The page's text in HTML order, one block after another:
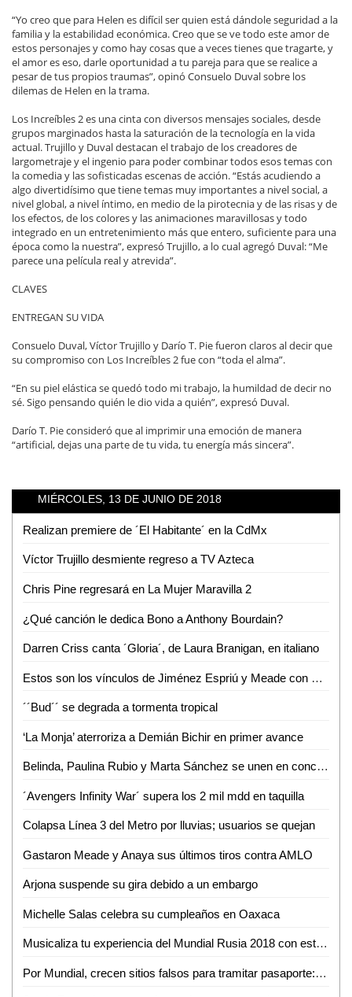
“Yo creo que para Helen es difícil ser quien está dándole seguridad a la
familia y la estabilidad económica. Creo que se ve todo este amor de
estos personajes y como hay cosas que a veces tienes que tragarte, y
el amor es eso, darle oportunidad a tu pareja para que se realice a
pesar de tus propios traumas”, opinó Consuelo Duval sobre los
dilemas de Helen en la trama.
Los Increíbles 2 es una cinta con diversos mensajes sociales, desde
grupos marginados hasta la saturación de la tecnología en la vida
actual. Trujillo y Duval destacan el trabajo de los creadores de
largometraje y el ingenio para poder combinar todos esos temas con
la comedia y las sofisticadas escenas de acción. “Estás acudiendo a
algo divertidísimo que tiene temas muy importantes a nivel social, a
nivel global, a nivel íntimo, en medio de la pirotecnia y de las risas y de
los efectos, de los colores y las animaciones maravillosas y todo
integrado en un entretenimiento más que entero, suficiente para una
época como la nuestra”, expresó Trujillo, a lo cual agregó Duval: “Me
parece una película real y atrevida”.
CLAVES
ENTREGAN SU VIDA
Consuelo Duval, Víctor Trujillo y Darío T. Pie fueron claros al decir que
su compromiso con Los Increíbles 2 fue con “toda el alma”.
“En su piel elástica se quedó todo mi trabajo, la humildad de decir no
sé. Sigo pensando quién le dio vida a quién”, expresó Duval.
Darío T. Pie consideró que al imprimir una emoción de manera
“artificial, dejas una parte de tu vida, tu energía más sincera”.
MIÉRCOLES, 13 DE JUNIO DE 2018
Realizan premiere de ´El Habitante´ en la CdMx
Víctor Trujillo desmiente regreso a TV Azteca
Chris Pine regresará en La Mujer Maravilla 2
¿Qué canción le dedica Bono a Anthony Bourdain?
Darren Criss canta ´Gloria´, de Laura Branigan, en italiano
Estos son los vínculos de Jiménez Espriú y Meade con Odebrecht
´´Bud´´ se degrada a tormenta tropical
‘La Monja’ aterroriza a Demián Bichir en primer avance
Belinda, Paulina Rubio y Marta Sánchez se unen en concierto
´Avengers Infinity War´ supera los 2 mil mdd en taquilla
Colapsa Línea 3 del Metro por lluvias; usuarios se quejan
Gastaron Meade y Anaya sus últimos tiros contra AMLO
Arjona suspende su gira debido a un embargo
Michelle Salas celebra su cumpleaños en Oaxaca
Musicaliza tu experiencia del Mundial Rusia 2018 con esta playlist
Por Mundial, crecen sitios falsos para tramitar pasaporte: SRE